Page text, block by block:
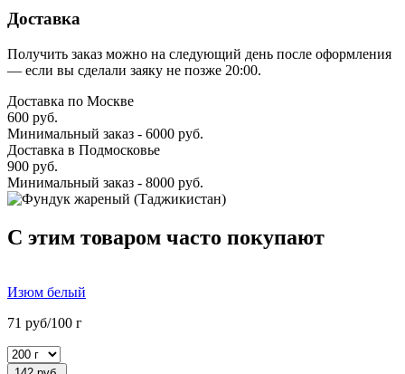
Доставка
Получить заказ можно на следующий день после оформления
— если вы сделали заяку не позже 20:00.
Доставка по Москве
600 руб.
Минимальный заказ - 6000 руб.
Доставка в Подмосковье
900 руб.
Минимальный заказ - 8000 руб.
C этим товаром часто покупают
Изюм белый
71 руб/100 г